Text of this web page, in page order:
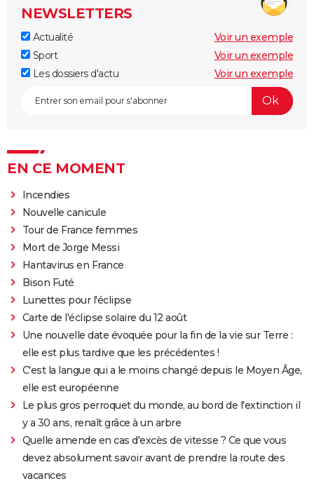
NEWSLETTERS
Actualité
Voir un exemple
Sport
Voir un exemple
Les dossiers d'actu
Voir un exemple
EN CE MOMENT
Incendies
Nouvelle canicule
Tour de France femmes
Mort de Jorge Messi
Hantavirus en France
Bison Futé
Lunettes pour l'éclipse
Carte de l'éclipse solaire du 12 août
Une nouvelle date évoquée pour la fin de la vie sur Terre :
elle est plus tardive que les précédentes !
C'est la langue qui a le moins changé depuis le Moyen Âge,
elle est européenne
Le plus gros perroquet du monde, au bord de l'extinction il
y a 30 ans, renaît grâce à un arbre
Quelle amende en cas d'excès de vitesse ? Ce que vous
devez absolument savoir avant de prendre la route des
vacances